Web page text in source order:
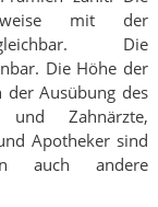
mit der
Die
Die Höhe der
der Ausübung des
Zahnärzte,
Apotheker sind
auch andere